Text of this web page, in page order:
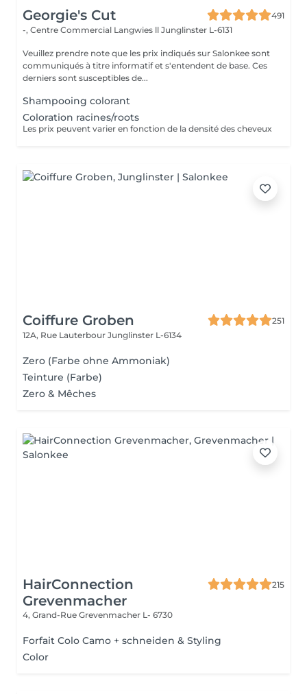
Georgie's Cut
491
-, Centre Commercial Langwies ll Junglinster L-6131
Veuillez prendre note que les prix indiqués sur Salonkee sont
communiqués à titre informatif et s'entendent de base. Ces
derniers sont susceptibles de...
Shampooing colorant
Coloration racines/roots
Les prix peuvent varier en fonction de la densité des cheveux
Coiffure Groben
251
12A, Rue Lauterbour Junglinster L-6134
Zero (Farbe ohne Ammoniak)
Teinture (Farbe)
Zero & Mêches
HairConnection
Grevenmacher
215
4, Grand-Rue Grevenmacher L- 6730
Forfait Colo Camo + schneiden & Styling
Color